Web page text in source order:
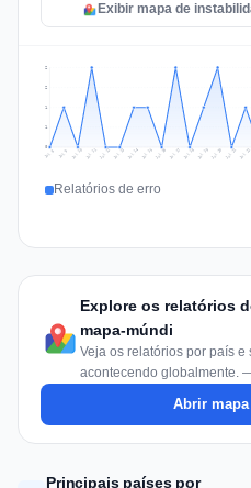
Exibir mapa de
1
1
2
2
Jul 8 Jul 9 Jul 10 Jul 11 Jul 12 Jul 13 Jul 14 Jul 15 Jul 16 Jul 17 Jul 18 Jul 19 Jul 20 Jul 21 Jul 22
Relatórios de erro
Explore os relatórios
mapa-múndi
Veja os relatórios por país
acontecendo globalmente.
Abrir
Principais países por